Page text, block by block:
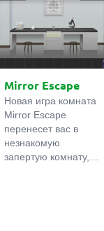
Mirror Escape
Новая игра комната
Mirror Escape
перенесет вас в
незнакомую
запертую комнату,